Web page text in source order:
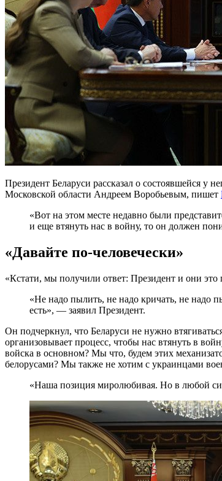
Президент Беларуси рассказал о состоявшейся у
Московской области Андреем Воробьевым, пишет
«Вот на этом месте недавно были
и еще втянуть нас в войну, то он должен
«Давайте по-человечески»
«Кстати, мы получили ответ: Президент и они
«Не надо пылить, не надо кричать, не надо
есть», — заявил Президент.
Он подчеркнул, что Беларуси не нужно
организовывает процесс, чтобы нас втянуть в
войска в основном? Мы что, будем этих
белорусами? Мы также не хотим с украинцами
«Наша позиция миролюбивая. Но в любой